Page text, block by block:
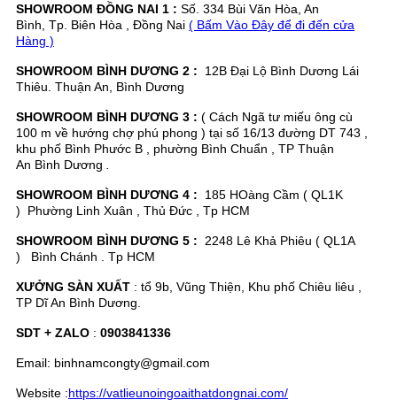
SHOWROOM ĐỒNG NAI 1 : Số. 334 Bùi Văn Hòa, An
Bình, Tp. Biên Hòa , Đồng Nai ( Bấm Vào Đây để đi đến cửa
Hàng )
SHOWROOM BÌNH DƯƠNG 2 :
12B Đại Lộ Bình Dương Lái
Thiêu. Thuận An, Bình Dương
SHOWROOM BÌNH DƯƠNG 3 : ( Cách Ngã tư miếu ông cù
100 m về hướng chợ phú phong ) tại số 16/13 đường DT 743 ,
khu phố Bình Phước B , phường Bình Chuẩn , TP Thuận
An Bình Dương
SHOWROOM BÌNH DƯƠNG 4 :
185 HOàng Cầm ( QL1K
) Phường Linh Xuân , Thủ Đức , Tp HCM
SHOWROOM BÌNH DƯƠNG 5 :
2248 Lê Khả Phiêu ( QL1A
) Bình Chánh . Tp HCM
XƯỞNG SÀN XUẤT : tổ 9b, Vũng Thiện, Khu phố Chiêu liêu ,
TP Dĩ An Bình Dương.
SDT + ZALO : 0903841336
Email: binhnamcongty@gmail.com
Website :https://vatlieunoingoaithatdongnai.com/